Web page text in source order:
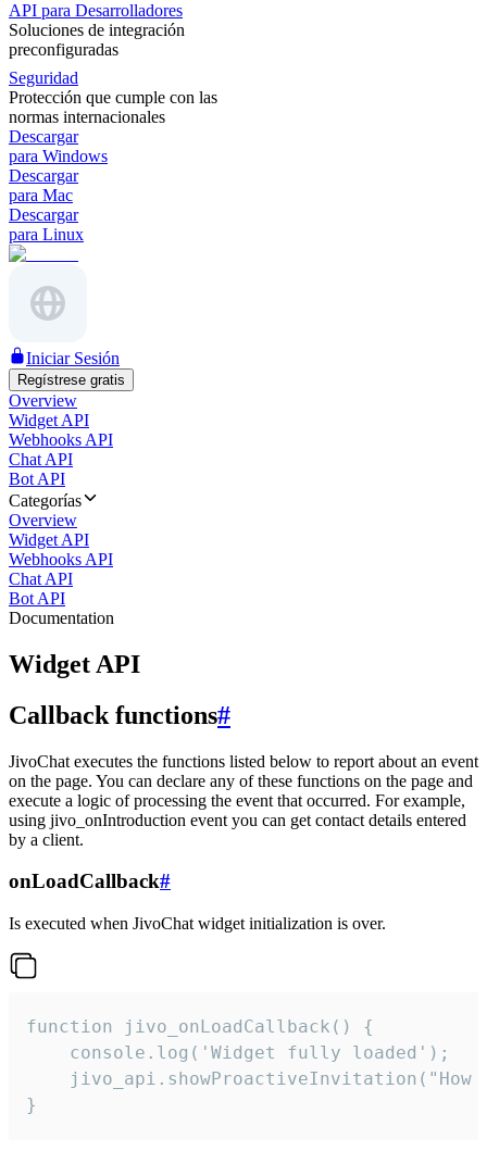
API para Desarrolladores
Soluciones de integración
preconfiguradas
Seguridad
Protección que cumple con las
normas internacionales
Descargar
para Windows
Descargar
para Mac
Descargar
para Linux
Iniciar Sesión
Regístrese gratis
Overview
Widget API
Webhooks API
Chat API
Bot API
Categorías
Overview
Widget API
Webhooks API
Chat API
Bot API
Documentation
Widget API
Callback functions#
JivoChat executes the functions listed below to report about an event
on the page. You can declare any of these functions on the page and
execute a logic of processing the event that occurred. For example,
using jivo_onIntroduction event you can get contact details entered
by a client.
onLoadCallback#
Is executed when JivoChat widget initialization is over.
function jivo_onLoadCallback() {
    console.log('Widget fully loaded');
jivo_api.showProactiveInvitation("How
}